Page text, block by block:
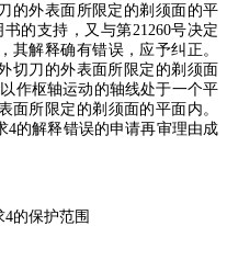
的外表面所限定的剃须面的平
的支持，又与第21260号决定
其解释确有错误，应予纠正。
切刀的外表面所限定的剃须面
作枢轴运动的轴线处于一个平
面所限定的剃须面的平面内。
4的解释错误的申请再审理由成
4的保护范围